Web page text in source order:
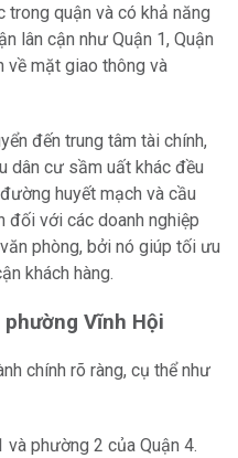
trong quận và có khả năng
lân cận như Quận 1, Quận
về mặt giao thông và
đến trung tâm tài chính,
dân cư sầm uất khác đều
huyết mạch và cầu
đối với các doanh nghiệp
phòng, bởi nó giúp tối ưu
khách hàng.
Vĩnh Hội
chính rõ ràng, cụ thể như
phường 2 của Quận 4.